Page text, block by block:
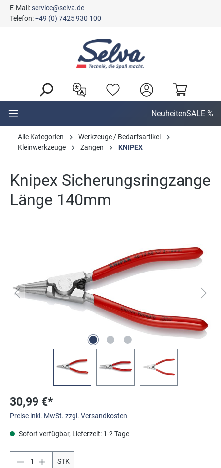
springen
E-Mail:service@selva.de
Telefon:+49 (0) 7425 930 100
NeuheitenSALE %
Alle Kategorien
Werkzeuge / Bedarfsartikel
Kleinwerkzeuge
Zangen KNIPEX
Knipex Sicherungsringzange
Länge 140mm
30,99 €*
Preise inkl. MwSt. zzgl. Versandkosten
Sofort verfügbar, Lieferzeit: 1-2 Tage
STK